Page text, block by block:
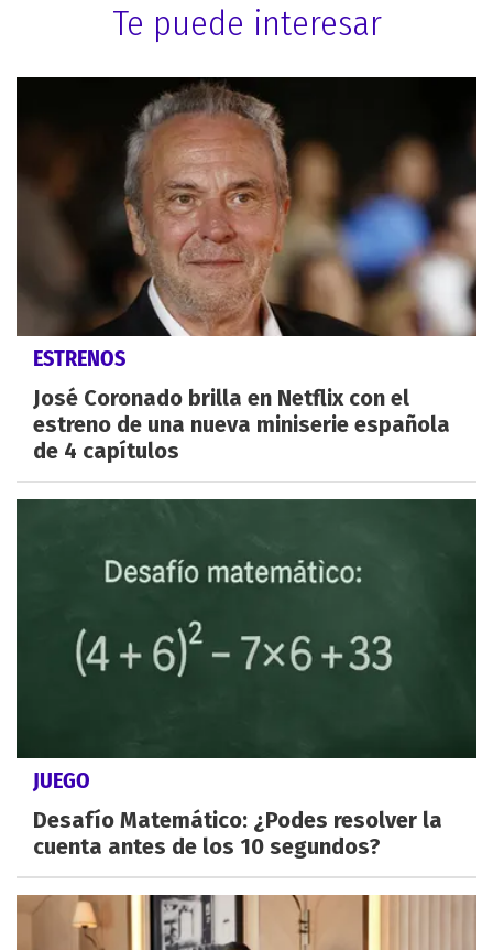
Te puede interesar
ESTRENOS
José Coronado brilla en Netflix con el
estreno de una nueva miniserie española
de 4 capítulos
JUEGO
Desafío Matemático: ¿Podes resolver la
cuenta antes de los 10 segundos?